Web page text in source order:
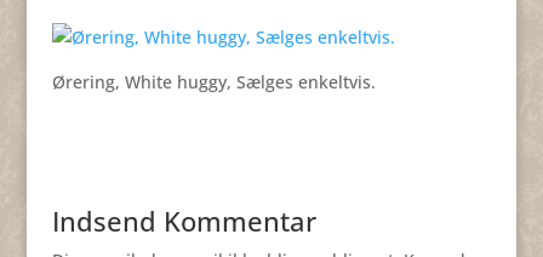
Ørering, White huggy, Sælges enkeltvis.
Indsend Kommentar